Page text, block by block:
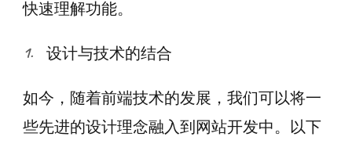
快速理解功能。
设计与技术的结合
如今，随着前端技术的发展，我们可以将一
些先进的设计理念融入到网站开发中。以下